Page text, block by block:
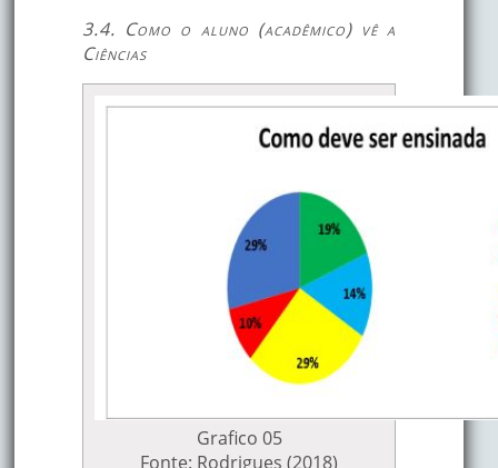
3.4. Como o aluno (acadêmico) vê a
Ciências
Grafico 05
Fonte: Rodrigues (2018)